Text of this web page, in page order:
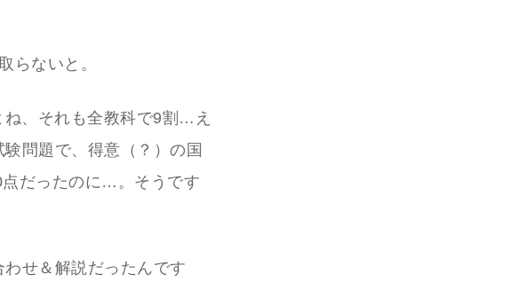
らないと。
、それも全教科で9割…え
問題で、得意（？）の国
だったのに…。そうです
せ＆解説だったんです